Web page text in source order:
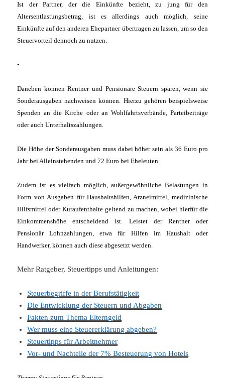
Ist der Partner, der die Einkünfte bezieht, zu jung für den
Altersentlastungsbetrag, ist es allerdings auch möglich, seine
Einkünfte auf den anderen Ehepartner übertragen zu lassen, um so den
Steuervorteil dennoch zu nutzen.
•
Daneben können Rentner und Pensionäre Steuern sparen, wenn sie
Sonderausgaben nachweisen können. Hierzu gehören beispielsweise
Spenden an die Kirche oder an Wohlfahrtsverbände, Parteibeiträge
oder auch Unterhaltszahlungen.
Die Höhe der Sonderausgaben muss dabei höher sein als 36 Euro pro
Jahr bei Alleinstehenden und 72 Euro bei Eheleuten.
Zudem ist es vielfach möglich, außergewöhnliche Belastungen in
Form von Ausgaben für Haushaltshilfen, Arzneimittel, medizinische
Hilfsmittel oder Kuraufenthalte geltend zu machen, wobei hierfür die
Einkommenshöhe entscheidend ist. Leistet der Rentner oder
Pensionär Lohnzahlungen, etwa für Hilfen im Haushalt oder
Handwerker, können auch diese abgesetzt werden.
Mehr Ratgeber, Steuertipps und Anleitungen:
Steuerbegriffe in der Berufstätigkeit
Die Entwicklung der Steuern und Abgaben
Fakten zum Thema Elterngeld
Wer muss eine Steuererklärung abgeben?
Steuertipps für Arbeitnehmer
Vor- und Nachteile der 7% Besteuerung von Hotels